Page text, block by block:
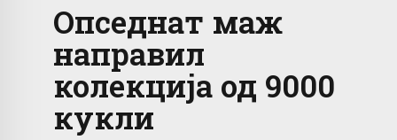
Опседнат маж
направил
колекција од 9000
кукли